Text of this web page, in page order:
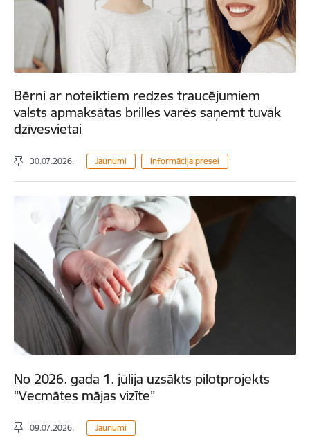
Bērni ar noteiktiem redzes traucējumiem
valsts apmaksātas brilles varēs saņemt tuvāk
dzīvesvietai
30.07.2026. Jaunumi Informācija presei
No 2026. gada 1. jūlija uzsākts pilotprojekts
“Vecmātes mājas vizīte”
09.07.2026. Jaunumi